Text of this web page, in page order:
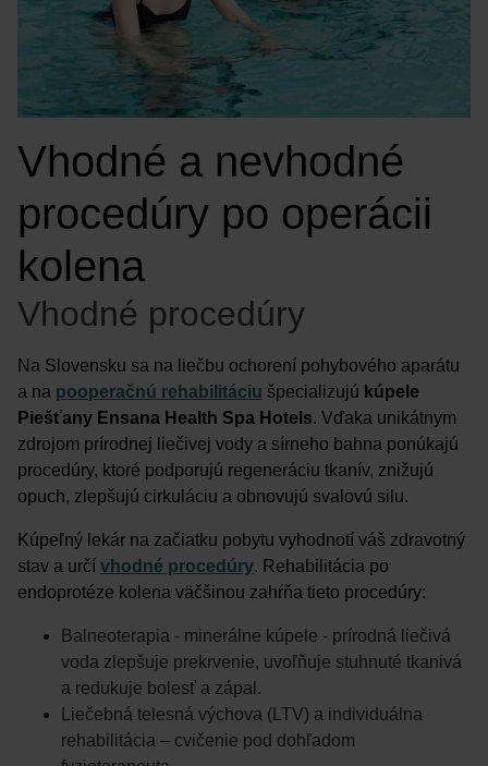
Vhodné a nevhodné
procedúry po operácii
kolena
Vhodné procedúry
Na Slovensku sa na liečbu ochorení pohybového aparátu
a na pooperačnú rehabilitáciu špecializujú kúpele
Piešťany Ensana Health Spa Hotels. Vďaka unikátnym
zdrojom prírodnej liečivej vody a sírneho bahna ponúkajú
procedúry, ktoré podporujú regeneráciu tkanív, znižujú
opuch, zlepšujú cirkuláciu a obnovujú svalovú silu.
Kúpeľný lekár na začiatku pobytu vyhodnotí váš zdravotný
stav a určí vhodné procedúry. Rehabilitácia po
endoprotéze kolena väčšinou zahŕňa tieto procedúry:
Balneoterapia - minerálne kúpele - prírodná liečivá
voda zlepšuje prekrvenie, uvoľňuje stuhnuté tkanivá
a redukuje bolesť a zápal.
Liečebná telesná výchova (LTV) a individuálna
rehabilitácia – cvičenie pod dohľadom